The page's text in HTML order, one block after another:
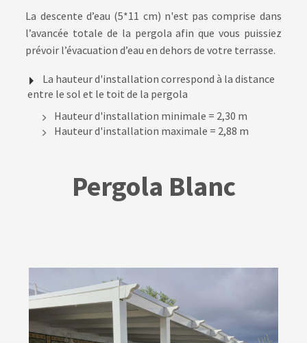
La descente d’eau (5*11 cm) n'est pas comprise dans
l’avancée totale de la pergola afin que vous puissiez
prévoir l’évacuation d’eau en dehors de votre terrasse.
La hauteur d'installation correspond à la distance
entre le sol et le toit de la pergola
Hauteur d'installation minimale = 2,30 m
Hauteur d'installation maximale = 2,88 m
Pergola Blanc